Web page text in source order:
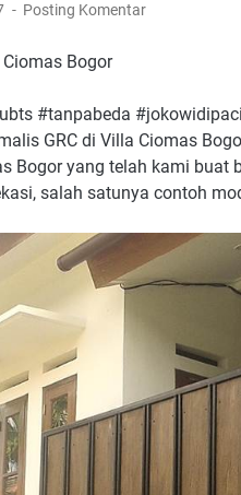
Posting Komentar
Bogor
#tanpabeda
GRC di Villa Ciomas
Bogor yang telah kami buat
salah satunya contoh